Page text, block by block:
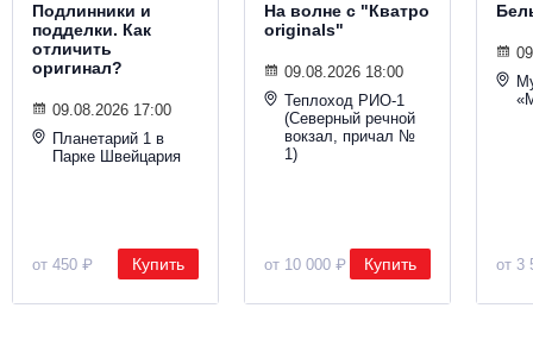
Подлинники и
подделки. Как
отличить
оригинал?
09.08.2026 17:00
Планетарий 1 в
Парке Швейцария
от 450 ₽ Купить
На волне с "Кватро
originals"
09.08.2026 18:00
Теплоход РИО-1
(Северный речной
вокзал, причал №
1)
от 10 000 ₽ Купить от 3